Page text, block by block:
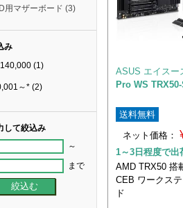
用マザーボード (3)
み
(1)
～* (2)
して絞込み
～
まで
ASUS エイスー
Pro WS
送料無料
ネット価格：
1～3日程度で出
AMD TRX50 搭
CEB ワークス
ド